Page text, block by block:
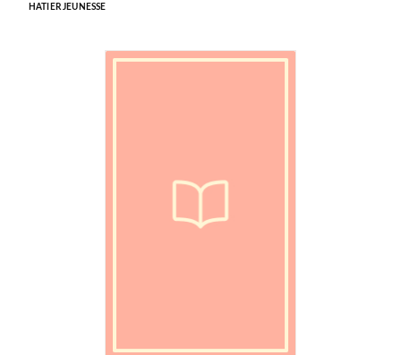
HATIER JEUNESSE